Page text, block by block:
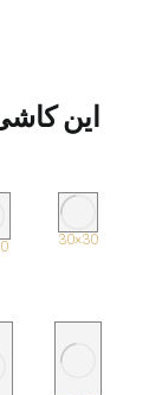
این
30×30